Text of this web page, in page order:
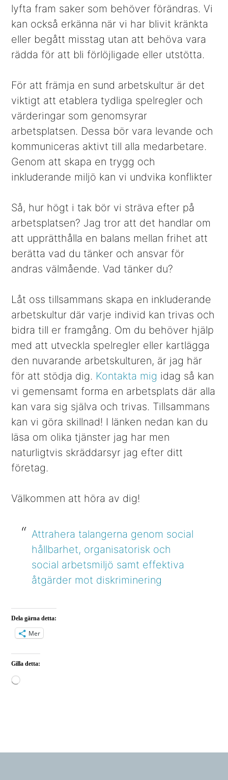
lyfta fram saker som behöver förändras. Vi
kan också erkänna när vi har blivit kränkta
eller begått misstag utan att behöva vara
rädda för att bli förlöjligade eller utstötta.
För att främja en sund arbetskultur är det
viktigt att etablera tydliga spelregler och
värderingar som genomsyrar
arbetsplatsen. Dessa bör vara levande och
kommuniceras aktivt till alla medarbetare.
Genom att skapa en trygg och
inkluderande miljö kan vi undvika konflikter
Så, hur högt i tak bör vi sträva efter på
arbetsplatsen? Jag tror att det handlar om
att upprätthålla en balans mellan frihet att
berätta vad du tänker och ansvar för
andras välmående. Vad tänker du?
Låt oss tillsammans skapa en inkluderande
arbetskultur där varje individ kan trivas och
bidra till er framgång. Om du behöver hjälp
med att utveckla spelregler eller kartlägga
den nuvarande arbetskulturen, är jag här
för att stödja dig. Kontakta mig idag så kan
vi gemensamt forma en arbetsplats där alla
kan vara sig själva och trivas. Tillsammans
kan vi göra skillnad! I länken nedan kan du
läsa om olika tjänster jag har men
naturligtvis skräddarsyr jag efter ditt
företag.
Välkommen att höra av dig!
Attrahera talangerna genom social
hållbarhet, organisatorisk och
social arbetsmiljö samt effektiva
åtgärder mot diskriminering
Dela gärna detta:
Mer
Gilla detta:
Laddar